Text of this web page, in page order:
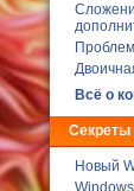
Всё о
Секреты
Новый